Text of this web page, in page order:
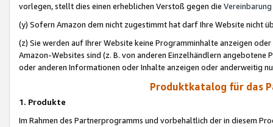
vorlegen, stellt dies einen erheblichen Verstoß gegen die Vereinbarung
(y) Sofern Amazon dem nicht zugestimmt hat darf Ihre Website nicht
(z) Sie werden auf Ihrer Website keine Programminhalte anzeigen
Amazon-Websites sind (z. B. von anderen Einzelhändlern
oder anderen Informationen oder Inhalte anzeigen oder anderweitig
Produktkatalog für das
1. Produkte
Im Rahmen des Partnerprogramms und vorbehaltlich der in diesem